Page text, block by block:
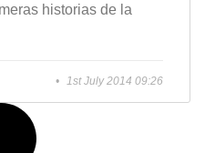
historias de la
1st July 2014 09:26